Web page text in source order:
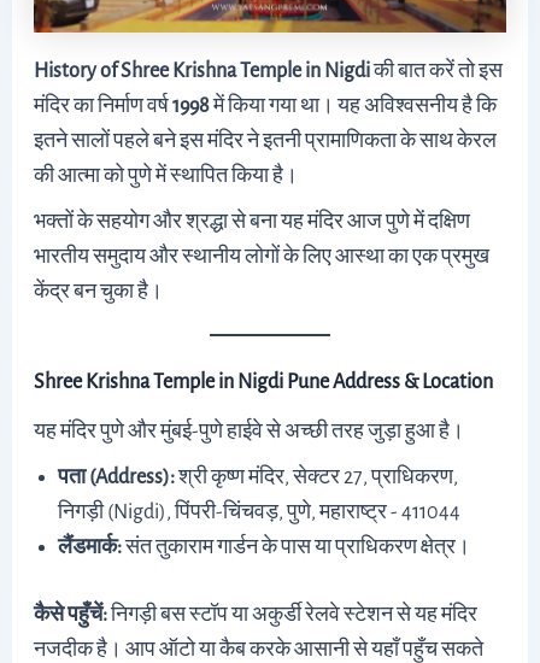
History of Shree Krishna Temple in Nigdiकी बात करें तो इस
मंदिर का निर्माण वर्ष1998में किया गया था। यह अविश्वसनीय है कि
इतने सालों पहले बने इस मंदिर ने इतनी प्रामाणिकता के साथ केरल
की आत्मा को पुणे में स्थापित किया है।
भक्तों के सहयोग और श्रद्धा से बना यह मंदिर आज पुणे में दक्षिण
भारतीय समुदाय और स्थानीय लोगों के लिए आस्था का एक प्रमुख
केंद्र बन चुका है।
Shree Krishna Temple in Nigdi Pune Address & Location
यह मंदिर पुणे और मुंबई-पुणे हाईवे से अच्छी तरह जुड़ा हुआ है।
पता (Address):श्री कृष्ण मंदिर, सेक्टर 27, प्राधिकरण,
निगड़ी (Nigdi), पिंपरी-चिंचवड़, पुणे, महाराष्ट्र - 411044
लैंडमार्क:संत तुकाराम गार्डन के पास या प्राधिकरण क्षेत्र।
कैसे पहुँचें:निगड़ी बस स्टॉप या अकुर्डी रेलवे स्टेशन से यह मंदिर
नजदीक है। आप ऑटो या कैब करके आसानी से यहाँ पहुँच सकते